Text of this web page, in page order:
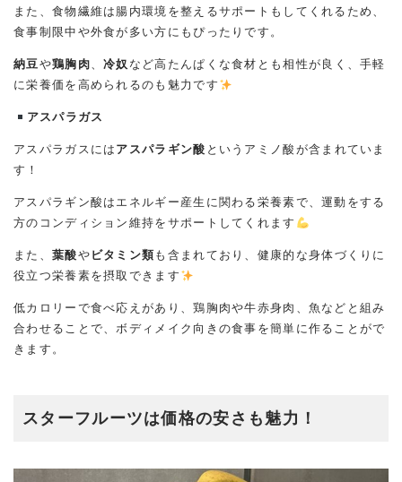
また、食物繊維は腸内環境を整えるサポートもしてくれるため、
食事制限中や外食が多い方にもぴったりです。
納豆や鶏胸肉、冷奴 など高たんぱくな食材とも相性が良く、手軽
に栄養価を高められるのも魅力です
アスパラガス
アスパラガスには アスパラギン酸 というアミノ酸が含まれていま
す！
アスパラギン酸はエネルギー産生に関わる栄養素で、運動をする
方のコンディション維持をサポートしてくれます
また、 葉酸や ビタミン類も含まれており、健康的な身体づくりに
役立つ栄養素を摂取できます
低カロリーで食べ応えがあり、鶏胸肉や牛赤身肉、魚などと組み
合わせることで、ボディメイク向きの食事を簡単に作ることがで
きます。
スターフルーツは価格の安さも魅力！